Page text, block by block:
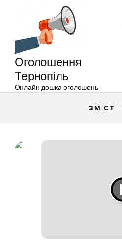
Оголошення
Тернопіль
Онлайн дошка оголошень
ЗМІСТ